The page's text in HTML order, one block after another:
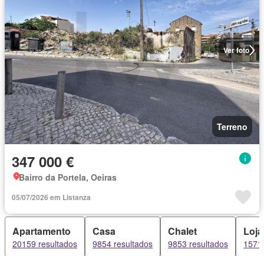
Ver foto
Terreno
347 000 €
Bairro da Portela, Oeiras
05/07/2026 em Listanza
Apartamento
20159 resultados
Casa
9854 resultados
Chalet
9853 resultados
Loja